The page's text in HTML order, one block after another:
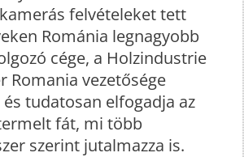
felvételeket tett
Románia legnagyobb
cége, a Holzindustrie
Romania vezetősége
és tudatosan elfogadja az
fát, mi több
szerint jutalmazza is.